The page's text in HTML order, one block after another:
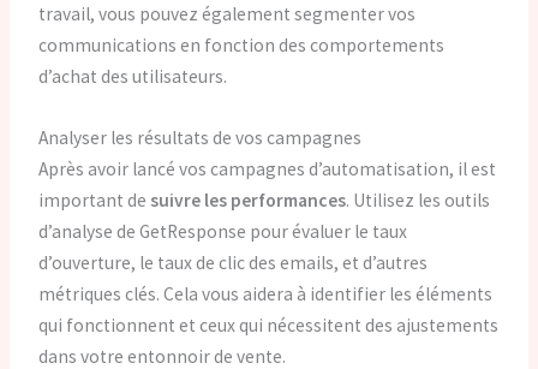
travail, vous pouvez également segmenter vos
communications en fonction des comportements
d’achat des utilisateurs.
Analyser les résultats de vos campagnes
Après avoir lancé vos campagnes d’automatisation, il est
important de suivre les performances. Utilisez les outils
d’analyse de GetResponse pour évaluer le taux
d’ouverture, le taux de clic des emails, et d’autres
métriques clés. Cela vous aidera à identifier les éléments
qui fonctionnent et ceux qui nécessitent des ajustements
dans votre entonnoir de vente.